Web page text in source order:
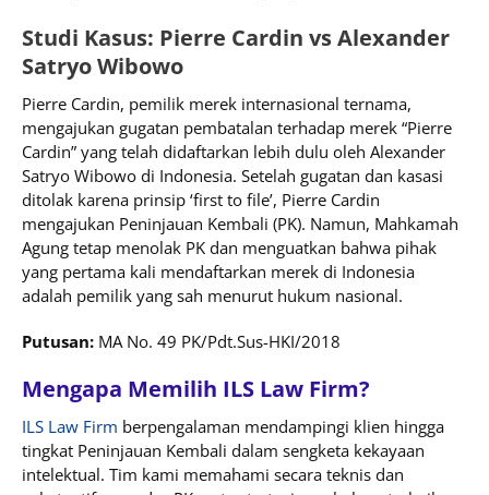
Studi Kasus: Pierre Cardin vs Alexander
Satryo Wibowo
Pierre Cardin, pemilik merek internasional ternama,
mengajukan gugatan pembatalan terhadap merek “Pierre
Cardin” yang telah didaftarkan lebih dulu oleh Alexander
Satryo Wibowo di Indonesia. Setelah gugatan dan kasasi
ditolak karena prinsip ‘first to file’, Pierre Cardin
mengajukan Peninjauan Kembali (PK). Namun, Mahkamah
Agung tetap menolak PK dan menguatkan bahwa pihak
yang pertama kali mendaftarkan merek di Indonesia
adalah pemilik yang sah menurut hukum nasional.
Putusan: MA No. 49 PK/Pdt.Sus-HKI/2018
Mengapa Memilih ILS Law Firm?
ILS Law Firm berpengalaman mendampingi klien hingga
tingkat Peninjauan Kembali dalam sengketa kekayaan
intelektual. Tim kami memahami secara teknis dan